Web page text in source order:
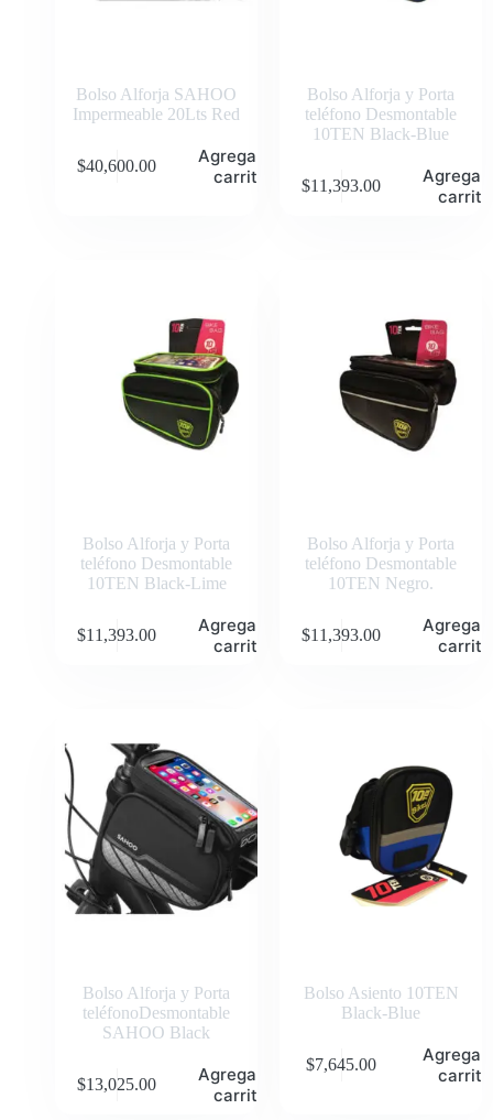
Bolso Alforja SAHOO
Impermeable 20Lts Red
$40,600.00
Agregar al
carrito
Bolso Alforja y Porta
teléfono Desmontable
10TEN Black-Blue
$11,393.00
Agregar
carrito
Bolso Alforja y Porta
teléfono Desmontable
10TEN Black-Lime
$11,393.00
Agregar al
carrito
Bolso Alforja y Porta
teléfono Desmontable
10TEN Negro.
$11,393.00
Agregar
carrito
Bolso Alforja y Porta
teléfonoDesmontable
SAHOO Black
$13,025.00
Agregar al
carrito
Bolso Asiento 10TEN
Black-Blue
$7,645.00
Agregar
carrito